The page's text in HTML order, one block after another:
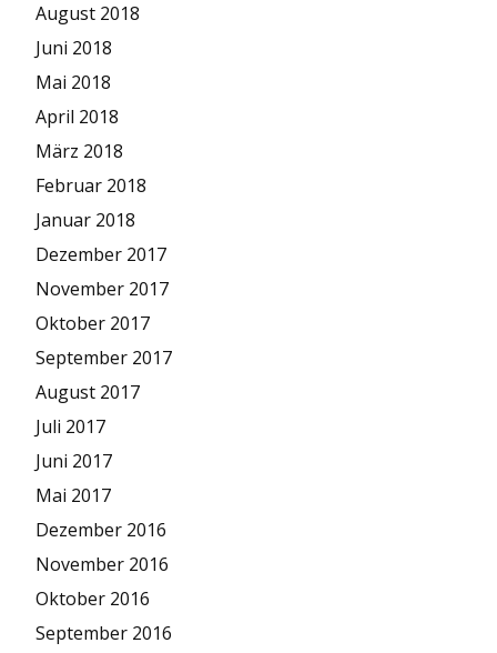
August 2018
Juni 2018
Mai 2018
April 2018
März 2018
Februar 2018
Januar 2018
Dezember 2017
November 2017
Oktober 2017
September 2017
August 2017
Juli 2017
Juni 2017
Mai 2017
Dezember 2016
November 2016
Oktober 2016
September 2016